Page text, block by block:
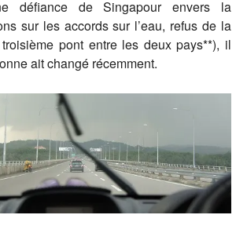
défiance de Singapour envers la
sur les accords sur l’eau, refus de la
pont entre les deux pays**), il
ait changé récemment.